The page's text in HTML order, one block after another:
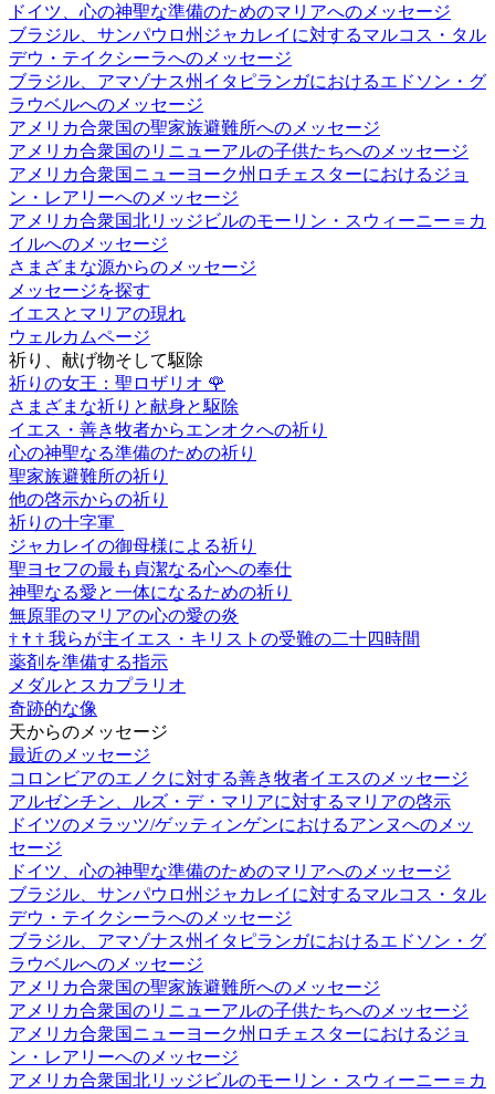
ドイツ、心の神聖な準備のためのマリアへのメッセージ
ブラジル、サンパウロ州ジャカレイに対するマルコス・タル
デウ・テイクシーラへのメッセージ
ブラジル、アマゾナス州イタピランガにおけるエドソン・グ
ラウベルへのメッセージ
アメリカ合衆国の聖家族避難所へのメッセージ
アメリカ合衆国のリニューアルの子供たちへのメッセージ
アメリカ合衆国ニューヨーク州ロチェスターにおけるジョ
ン・レアリーへのメッセージ
アメリカ合衆国北リッジビルのモーリン・スウィーニー＝カ
イルへのメッセージ
さまざまな源からのメッセージ
メッセージを探す
イエスとマリアの現れ
ウェルカムページ
祈り、献げ物そして駆除
祈りの女王：聖ロザリオ 🌹
さまざまな祈りと献身と駆除
イエス・善き牧者からエンオクへの祈り
心の神聖なる準備のための祈り
聖家族避難所の祈り
他の啓示からの祈り
祈りの十字軍
ジャカレイの御母様による祈り
聖ヨセフの最も貞潔なる心への奉仕
神聖なる愛と一体になるための祈り
無原罪のマリアの心の愛の炎
† † † 我らが主イエス・キリストの受難の二十四時間
薬剤を準備する指示
メダルとスカプラリオ
奇跡的な像
天からのメッセージ
最近のメッセージ
コロンビアのエノクに対する善き牧者イエスのメッセージ
アルゼンチン、ルズ・デ・マリアに対するマリアの啓示
ドイツのメラッツ/ゲッティンゲンにおけるアンヌへのメッ
セージ
ドイツ、心の神聖な準備のためのマリアへのメッセージ
ブラジル、サンパウロ州ジャカレイに対するマルコス・タル
デウ・テイクシーラへのメッセージ
ブラジル、アマゾナス州イタピランガにおけるエドソン・グ
ラウベルへのメッセージ
アメリカ合衆国の聖家族避難所へのメッセージ
アメリカ合衆国のリニューアルの子供たちへのメッセージ
アメリカ合衆国ニューヨーク州ロチェスターにおけるジョ
ン・レアリーへのメッセージ
アメリカ合衆国北リッジビルのモーリン・スウィーニー＝カ